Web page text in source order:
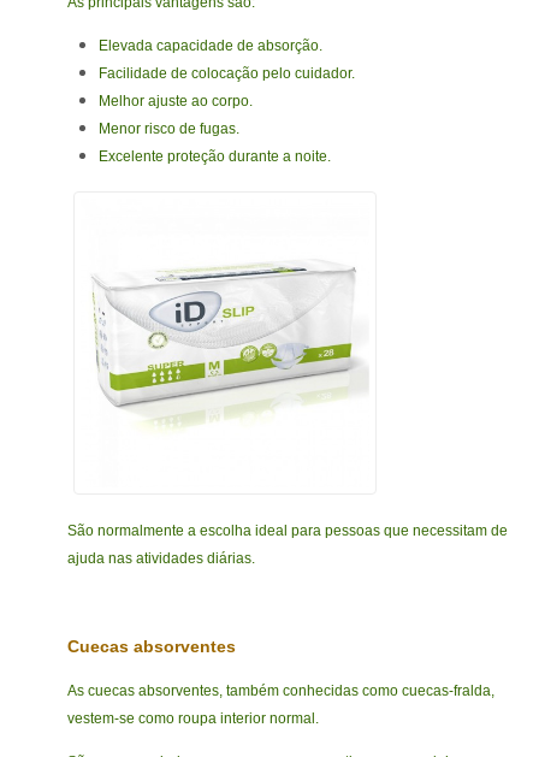
Elevada capacidade de absorção.
Facilidade de colocação pelo cuidador.
Melhor ajuste ao corpo.
Menor risco de fugas.
Excelente proteção durante a noite.
São normalmente a escolha ideal para pessoas que necessitam de
ajuda nas atividades diárias.
Cuecas absorventes
As cuecas absorventes, também conhecidas como cuecas-fralda,
vestem-se como roupa interior normal.